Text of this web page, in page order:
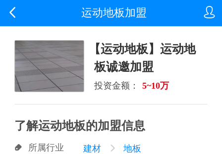

 运动地板加盟
【运动地板】运动地
板诚邀加盟
投资金额： 5~10万
了解运动地板的加盟信息
 所属行业 建材  地板